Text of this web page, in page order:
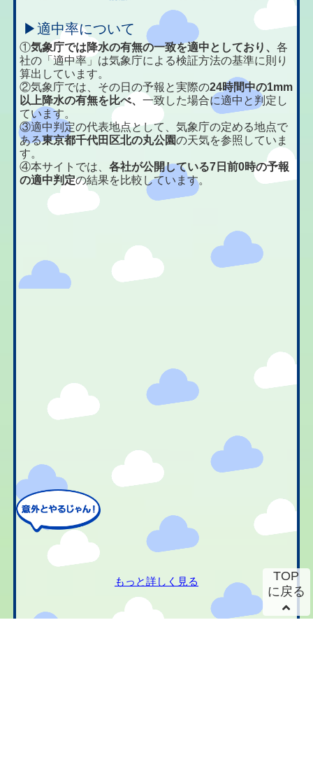
▶適中率について
①気象庁では降水の有無の一致を適中としており、各
社の「適中率」は気象庁による検証方法の基準に則り
算出しています。
②気象庁では、その日の予報と実際の24時間中の1mm
以上降水の有無を比べ、一致した場合に適中と判定し
ています。
③適中判定の代表地点として、気象庁の定める地点で
ある東京都千代田区北の丸公園の天気を参照していま
す。
④本サイトでは、各社が公開している7日前0時の予報
の適中判定の結果を比較しています。
もっと詳しく見る
TOP
に戻る